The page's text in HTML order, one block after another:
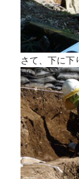
さて、下に下